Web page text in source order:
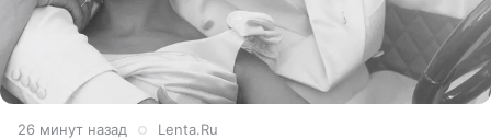
26 минут назад Lenta.Ru